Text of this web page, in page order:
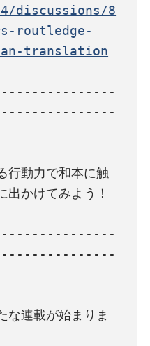
discussions/8
routledge-
translation
行動力で和本に触
出かけてみよう！
な連載が始まりま